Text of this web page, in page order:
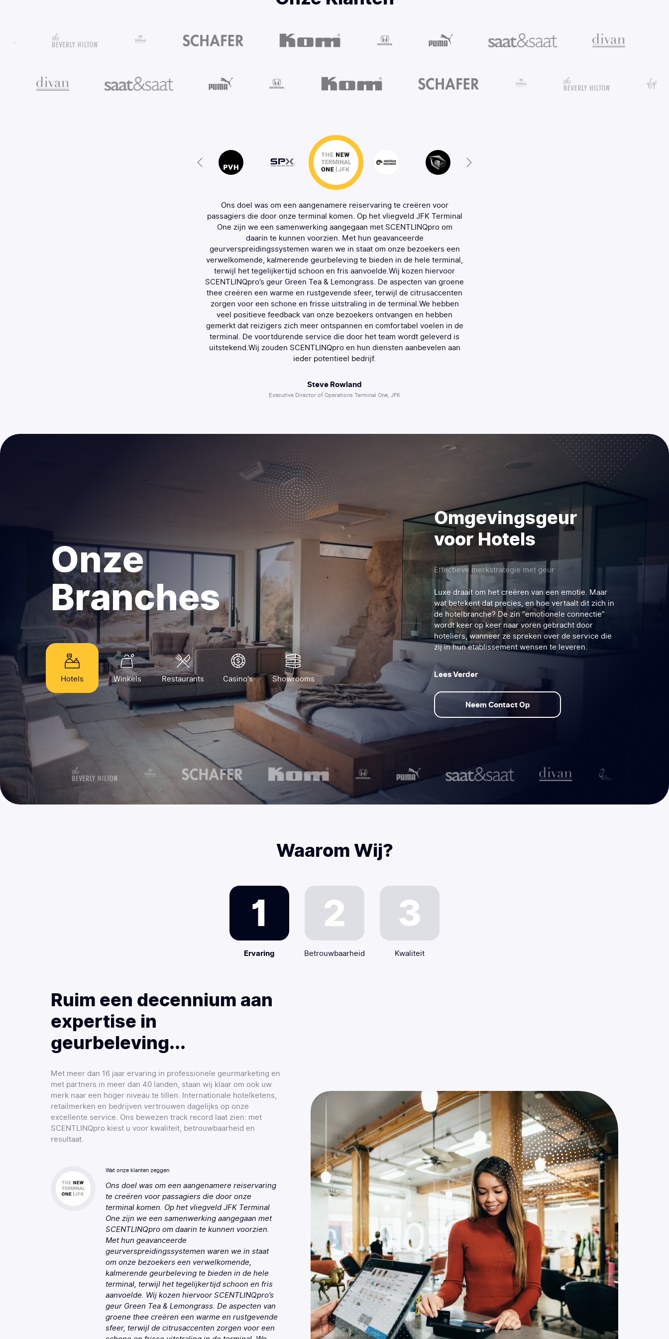
Ons doel was om een aangenamere reiservaring te creëren voor
passagiers die door onze terminal komen. Op het vliegveld JFK Terminal
One zijn we een samenwerking aangegaan met SCENTLINQpro om
daarin te kunnen voorzien. Met hun geavanceerde
geurverspreidingssystemen waren we in staat om onze bezoekers een
verwelkomende, kalmerende geurbeleving te bieden in de hele terminal,
terwijl het tegelijkertijd schoon en fris aanvoelde.Wij kozen hiervoor
SCENTLINQpro’s geur Green Tea & Lemongrass. De aspecten van groene
thee creëren een warme en rustgevende sfeer, terwijl de citrusaccenten
zorgen voor een schone en frisse uitstraling in de terminal.We hebben
veel positieve feedback van onze bezoekers ontvangen en hebben
gemerkt dat reizigers zich meer ontspannen en comfortabel voelen in de
terminal. De voortdurende service die door het team wordt geleverd is
uitstekend.Wij zouden SCENTLINQpro en hun diensten aanbevelen aan
ieder potentieel bedrijf.
Steve Rowland
Executive Director of Operations Terminal One, JFK
Onze
Branches
Hotels Winkels Restaurants Casino's Showrooms
Omgevingsgeur
voor Hotels
Effectieve merkstrategie met geur
Luxe draait om het creëren van een emotie. Maar
wat betekent dat precies, en hoe vertaalt dit zich in
de hotelbranche? De zin “emotionele connectie”
wordt keer op keer naar voren gebracht door
hoteliers, wanneer ze spreken over de service die
zij in hun etablissement wensen te leveren.
Lees Verder
Neem Contact Op
Waarom Wij?
Ervaring Betrouwbaarheid Kwaliteit
Ruim een decennium aan
expertise in
geurbeleving...
Met meer dan 16 jaar ervaring in professionele geurmarketing en
met partners in meer dan 40 landen, staan wij klaar om ook uw
merk naar een hoger niveau te tillen. Internationale hotelketens,
retailmerken en bedrijven vertrouwen dagelijks op onze
excellente service. Ons bewezen track record laat zien: met
SCENTLINQpro kiest u voor kwaliteit, betrouwbaarheid en
resultaat.
Wat onze klanten zeggen
Ons doel was om een aangenamere reiservaring
te creëren voor passagiers die door onze
terminal komen. Op het vliegveld JFK Terminal
One zijn we een samenwerking aangegaan met
SCENTLINQpro om daarin te kunnen voorzien.
Met hun geavanceerde
geurverspreidingssystemen waren we in staat
om onze bezoekers een verwelkomende,
kalmerende geurbeleving te bieden in de hele
terminal, terwijl het tegelijkertijd schoon en fris
aanvoelde. Wij kozen hiervoor SCENTLINQpro’s
geur Green Tea & Lemongrass. De aspecten van
groene thee creëren een warme en rustgevende
sfeer, terwijl de citrusaccenten zorgen voor een